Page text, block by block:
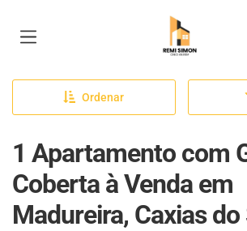
Página inicial
Ordenar
1 Apartamento com
Coberta à Venda em
Madureira, Caxias do